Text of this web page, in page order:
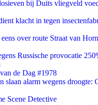
bij Duits vliegveld
klacht in tegen
over route Straat van
Russische provocatie
de Dag #1978
slaan alarm wegens droogte:
Scene Detective